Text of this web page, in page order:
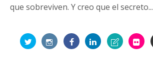
que sobreviven. Y creo que el secreto...